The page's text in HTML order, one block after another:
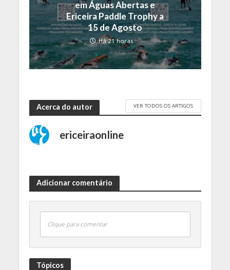
em Águas Abertas e
Ericeira Paddle Trophy a
15 de Agosto
Há 21 horas
Acerca do autor VER TODOS OS ARTIGOS
ericeiraonline
Adicionar comentário
Clique para comentar
Tópicos